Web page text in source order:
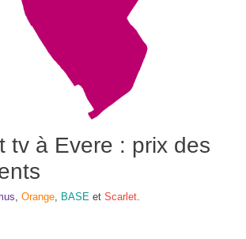
tv à Evere : prix des
, Orange, BASE et Scarlet.